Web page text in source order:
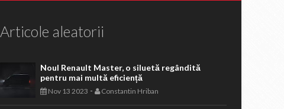
Articole aleatorii
Noul Renault Master, o siluetă regândită
pentru mai multă eficiență
Nov 13 2023 - Constantin Hriban